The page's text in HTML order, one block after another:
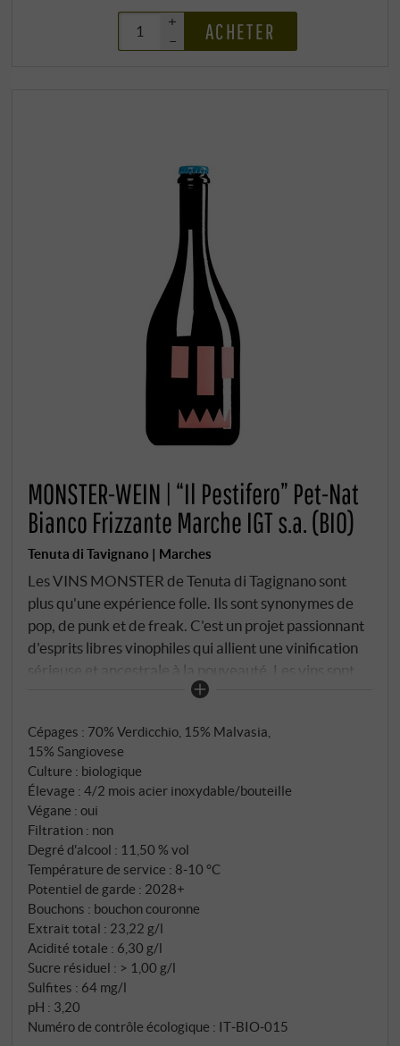
+
–
ACHETER
MONSTER-WEIN | “Il Pestifero” Pet-Nat
Bianco Frizzante Marche IGT s.a. (BIO)
Tenuta di Tavignano | Marches
Les VINS MONSTER de Tenuta di Tagignano sont
plus qu'une expérience folle. Ils sont synonymes de
pop, de punk et de freak. C'est un projet passionnant
d'esprits libres vinophiles qui allient une vinification
sérieuse et ancestrale à la nouveauté. Les vins sont
produits selon la Metodo Ancestrale : Ici, le sucre
qui donne une mousse fine. Ils ne sont pas filtrés et
sont troubles, mais extrêmement frais. Ils sont très
agréables à boire et peuvent être utilisés de manière
très variée.
Cépages : 70% Verdicchio, 15% Malvasia,
15% Sangiovese
Culture : biologique
Élevage : 4/2 mois acier inoxydable/bouteille
Végane : oui
Filtration : non
Degré d'alcool : 11,50 % vol
Température de service : 8‑10 °C
Potentiel de garde : 2028+
Bouchons : bouchon couronne
Extrait total : 23,22 g/l
Acidité totale : 6,30 g/l
Sucre résiduel : > 1,00 g/l
Sulfites : 64 mg/l
pH : 3,20
Numéro de contrôle écologique : IT‑BIO‑015